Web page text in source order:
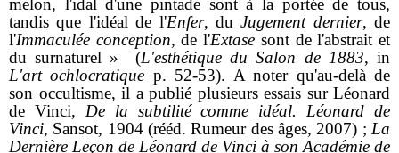
melon, l'idal d'une pintade sont à la portée de tous,
tandis que l'idéal de l'Enfer, duJugement dernier, de
l'Immaculée conception, de l'Extase sont de l'abstrait et
du surnaturel » (L'esthétique du Salon de 1883, in
L'art ochlocratique p. 52-53). A noter qu'au-delà de
son occultisme, il a publié plusieurs essais sur Léonard
de Vinci, De la subtilité comme idéal. Léonard de
Vinci, Sansot, 1904 (rééd. Rumeur des âges, 2007) ; La
Dernière Leçon de Léonard de Vinci à son Académie de